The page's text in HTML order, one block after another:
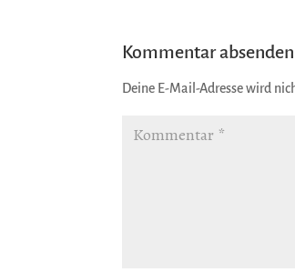
Kommentar absenden
Deine E-Mail-Adresse wird